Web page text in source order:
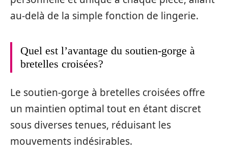
au-delà de la simple fonction de lingerie.
Quel est l’avantage du soutien-gorge à
bretelles croisées?
Le soutien-gorge à bretelles croisées offre
un maintien optimal tout en étant discret
sous diverses tenues, réduisant les
mouvements indésirables.